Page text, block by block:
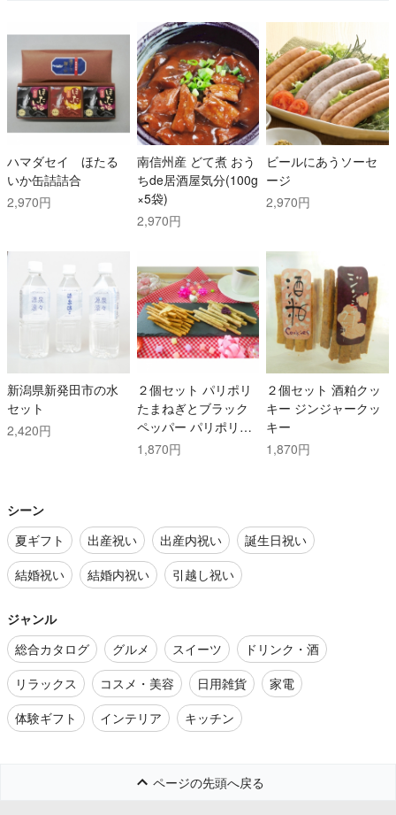
ハマダセイ ほたる
いか缶詰詰合
2,970円
南信州産 どて煮 おう
ちde居酒屋気分(100g
×5袋)
2,970円
ビールにあうソーセ
ージ
2,970円
新潟県新発田市の水
セット
2,420円
２個セット パリポリ
たまねぎとブラック
ペッパー パリポリお
じゃこと梅じそ
1,870円
２個セット 酒粕クッ
キー ジンジャークッ
キー
1,870円
シーン
夏ギフト
出産祝い 出産内祝い
誕生日祝い
結婚祝い
結婚内祝い 引越し祝い
ジャンル
総合カタログ
グルメ スイーツ
ドリンク・酒
リラックス
コスメ・美容 日用雑貨
家電
体験ギフト
インテリア キッチン
ページの先頭へ戻る